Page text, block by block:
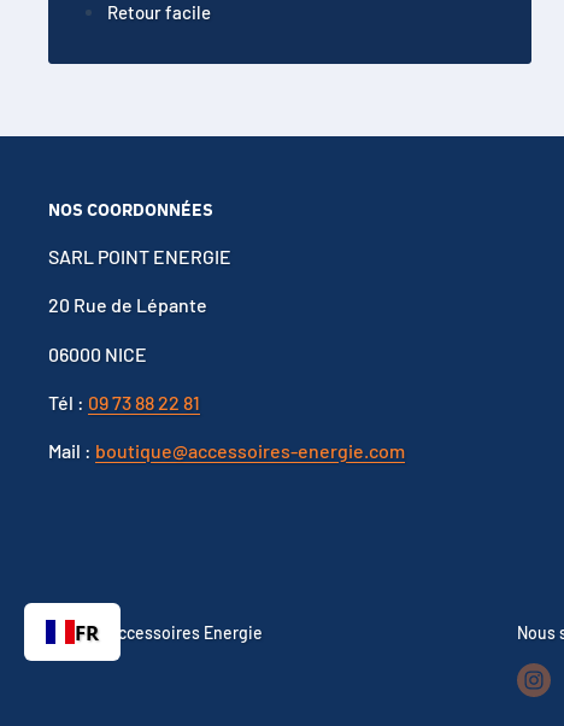
Retour facile
NOS COORDONNÉES
SARL POINT ENERGIE
20 Rue de Lépante
06000 NICE
Tél : 09 73 88 22 81
Mail : boutique@accessoires-energie.com
© 2026 Accessoires Energie Nous
FR